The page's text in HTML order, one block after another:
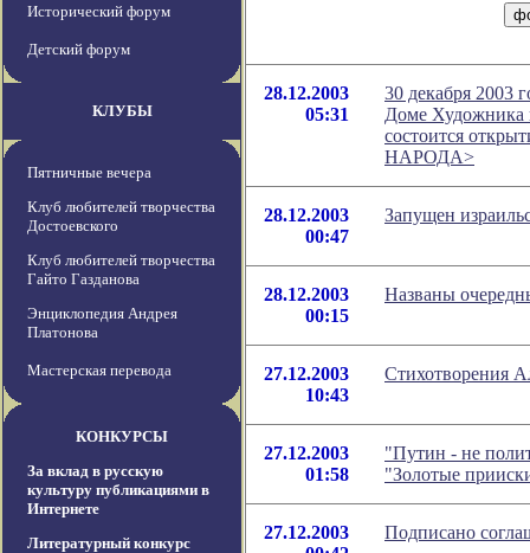
Исторический форум
Детский форум
КЛУБЫ
Пятничные вечера
Клуб любителей творчества
Достоевского
Клуб любителей творчества
Гайто Газданова
Энциклопедия Андрея
Платонова
Мастерская перевода
КОНКУРСЫ
За вклад в русскую
культуру публикациями в
Интернете
Литературный конкурс
28.12.2003
05:31
30 декабря 2003
Доме Художника
состоится
НАРОДА>
28.12.2003
00:47
Запущен
28.12.2003
00:15
Названы
27.12.2003
10:43
Стихотворения
27.12.2003
01:58
"Путин - не
"Золотые
27.12.2003
Подписано